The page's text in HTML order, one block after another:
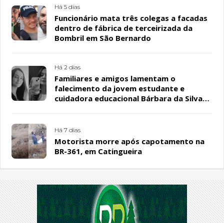
Há 5 dias
Funcionário mata três colegas a facadas
dentro de fábrica de terceirizada da
Bombril em São Bernardo
Há 2 dias
Familiares e amigos lamentam o
falecimento da jovem estudante e
cuidadora educacional Bárbara da Silva
Há 7 dias
Motorista morre após capotamento na
BR-361, em Catingueira